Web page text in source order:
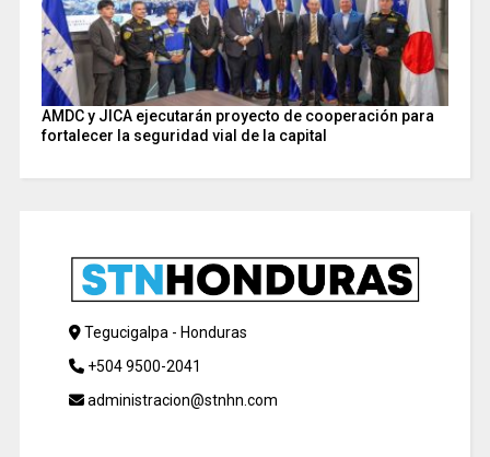
AMDC y JICA ejecutarán proyecto de cooperación para
fortalecer la seguridad vial de la capital
Tegucigalpa - Honduras
+504 9500-2041
administracion@stnhn.com